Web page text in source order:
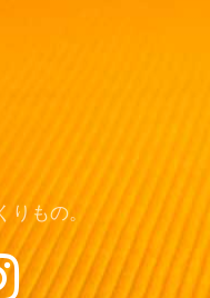
りもの。